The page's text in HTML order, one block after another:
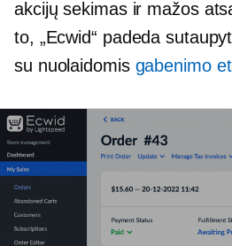
akcijų sekimas ir mažos
to, „Ecwid“ padeda
su nuolaidomis gabenimo